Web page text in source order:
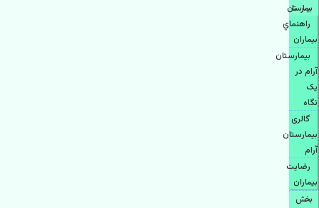
بيمارستان
راهنماي
بیماران
بیمارستان
آرام در
یک
نگاه
گالری
بیمارستان
آرام
رضایت
بیماران
بخش